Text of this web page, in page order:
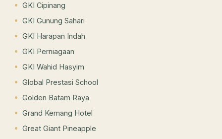
GKI Cipinang
GKI Gunung Sahari
GKI Harapan Indah
GKI Perniagaan
GKI Wahid Hasyim
Global Prestasi School
Golden Batam Raya
Grand Kemang Hotel
Great Giant Pineapple